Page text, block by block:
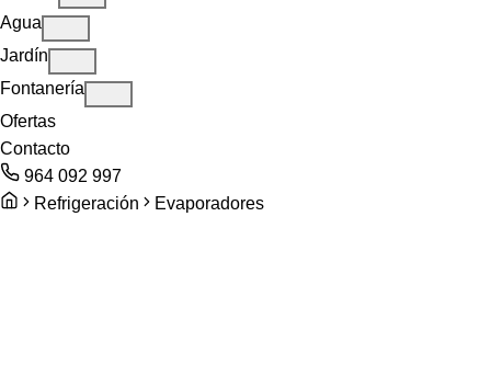
Agua
Jardín
Fontanería
Ofertas
Contacto
964 092 997
Refrigeración
Evaporadores